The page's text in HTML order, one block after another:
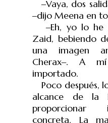
‒Vaya, dos
‒dijo Meena en
‒Eh, yo lo he
Zaid, bebiendo
una imagen
Cherax‒. A
importado.
Poco después,
alcance de la
proporcionar
concreta. La